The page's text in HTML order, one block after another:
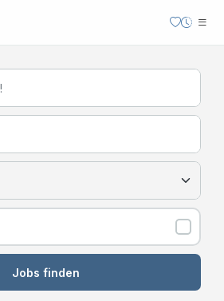
Jobs finden